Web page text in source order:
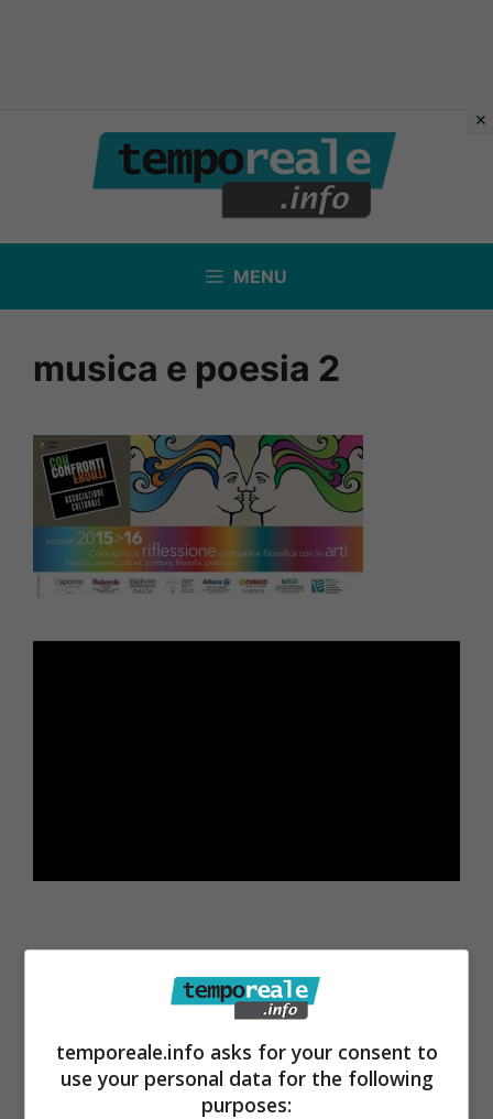
contenuto
MENU
musica e poesia 2
temporeale.info asks for your consent to
use your personal data for the following
purposes: